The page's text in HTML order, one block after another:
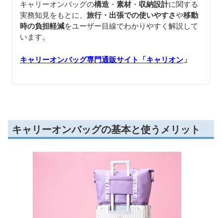
キャリーオンバッグの構造 ・ 素材・ 収納設計に関する
実務知見をもとに、 旅行・出張での使いやすさや移動
時の負担軽減をユーザー目線でわかりやすく解説して
います。
キャリーオンバッグ専門通販サイト「キャリオン 」
キャリーオンバッグの基本と使うメリット